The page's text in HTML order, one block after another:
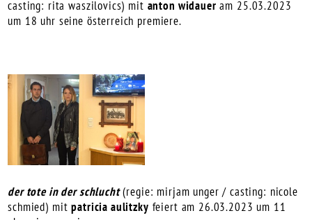
casting: rita waszilovics) mit anton widauer am 25.03.2023
um 18 uhr seine österreich premiere.
der tote in der schlucht(regie: mirjam unger / casting: nicole
schmied) mitpatricia aulitzky feiert am 26.03.2023 um 11